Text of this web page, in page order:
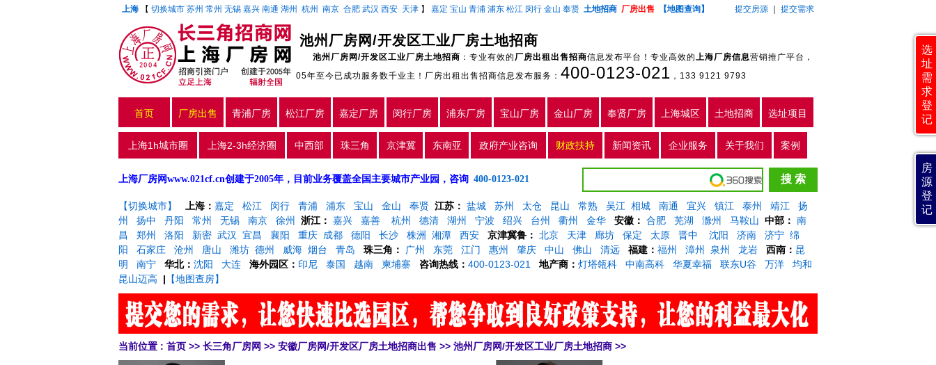
上海 【 切换城市 苏州 常州 无锡 嘉兴 南通 湖州 杭州 南京 合肥 武汉 西安 天津 】 嘉定 宝山 青浦 浦东 松江 闵行 金山 奉贤 土地招商 厂房出售 【地图查询】 提交房源 提交需求
池州厂房网/开发区工业厂房土地招商
池州厂房网/开发区工业厂房土地招商 ：专业有效的厂房出租出售招商信息发布平台！专业高效的上海厂房信息营销推广平台，
05年至今已成功服务数千业主！厂房出租出售招商信息发布服务： 400-0123-021 ， 133 9121 9793
首页 厂房出售 青浦厂房 松江厂房 嘉定厂房 闵行厂房 浦东厂房 宝山厂房 金山厂房 奉贤厂房 上海城区 土地招商 选址项目
上海1h城市圈 上海2-3h经济圈 中西部 珠三角 京津冀 东南亚 政府产业咨询 财政扶持 新闻资讯 企业服务 关于我们 案例
上海厂房网www.021cf.cn创建于2005年，目前业务覆盖全国主要城市产业园，咨询 400-0123-021
【切换城市】 上海： 嘉定 松江 闵行 青浦 浦东 宝山 金山 奉贤 江苏： 盐城 苏州 太仓 昆山 常熟 吴江 相城 南通 宜兴 镇江 泰州 靖江
扬
州
扬中 丹阳 常州 无锡 南京 徐州 浙江： 嘉兴 嘉善 杭州 德清 湖州 宁波 绍兴 台州 衢州 金华 安徽： 合肥 芜湖 滁州 马鞍山 中部： 南
昌
郑州 洛阳 新密 武汉 宜昌 襄阳 重庆 成都 德阳 长沙 株洲 湘潭 西安 京津冀鲁： 北京 天津 廊坊 保定 太原 晋中 沈阳 济南 济宁 绵
阳
石家庄 沧州 唐山 潍坊 德州 威海 烟台 青岛 珠三角： 广州 东莞 江门 惠州 肇庆 中山 佛山 清远 福建： 福州 漳州 泉州 龙岩 西南： 昆
明
南宁 华北： 沈阳 大连 海外园区： 印尼 泰国 越南 柬埔寨 咨询热线： 400-0123-021 地产商： 灯塔瓴科 中南高科 华夏幸福 联东U谷 万洋
均和
昆山迈高
| 【地图查房】
当前位置 : 首页 >> 长三角厂房网 >> 安徽厂房网/开发区厂房土地招商出售 >> 池州厂房网/开发区工业厂房土地招商 >>
选
址
需
求
登
记
房
源
登
记